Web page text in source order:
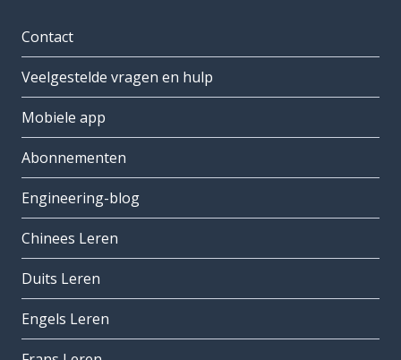
Contact
Veelgestelde vragen en hulp
Mobiele app
Abonnementen
Engineering-blog
Chinees Leren
Duits Leren
Engels Leren